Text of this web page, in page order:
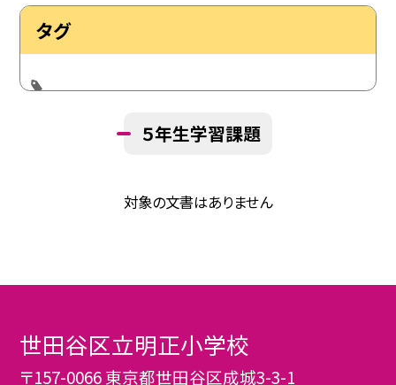
タグ
５年生学習課題
対象の文書はありません
世田谷区立明正小学校
〒157-0066 東京都世田谷区成城3-3-1